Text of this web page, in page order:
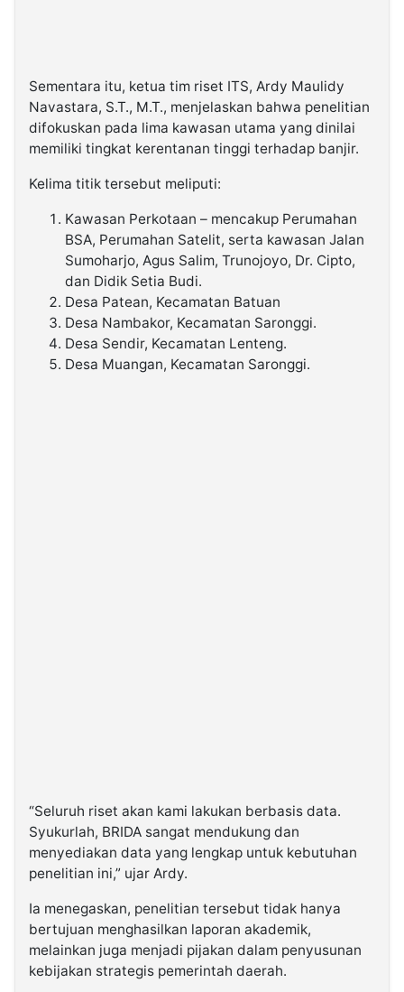
Sementara itu, ketua tim riset ITS, Ardy Maulidy
Navastara, S.T., M.T., menjelaskan bahwa penelitian
difokuskan pada lima kawasan utama yang dinilai
memiliki tingkat kerentanan tinggi terhadap banjir.
Kelima titik tersebut meliputi:
Kawasan Perkotaan – mencakup Perumahan
BSA, Perumahan Satelit, serta kawasan Jalan
Sumoharjo, Agus Salim, Trunojoyo, Dr. Cipto,
dan Didik Setia Budi.
Desa Patean, Kecamatan Batuan
Desa Nambakor, Kecamatan Saronggi.
Desa Sendir, Kecamatan Lenteng.
Desa Muangan, Kecamatan Saronggi.
“Seluruh riset akan kami lakukan berbasis data.
Syukurlah, BRIDA sangat mendukung dan
menyediakan data yang lengkap untuk kebutuhan
penelitian ini,” ujar Ardy.
Ia menegaskan, penelitian tersebut tidak hanya
bertujuan menghasilkan laporan akademik,
melainkan juga menjadi pijakan dalam penyusunan
kebijakan strategis pemerintah daerah.